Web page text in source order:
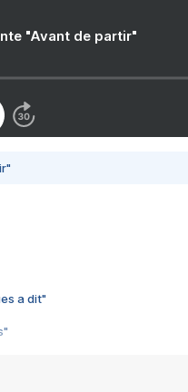
"Avant de partir"
a dit"